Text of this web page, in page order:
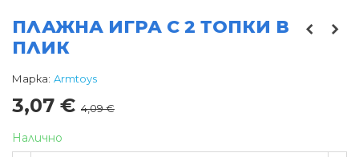
ПЛАЖНА ИГРА С 2 ТОПКИ В
ПЛИК
Марка: Armtoys
3,07 € 4,09 €
Налично